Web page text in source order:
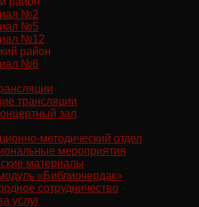
№2
№5
№12
район
№6
трансляции
зал
методический отдел
мероприятия
материалы
«Библиочердак»
сотрудничество
услуг